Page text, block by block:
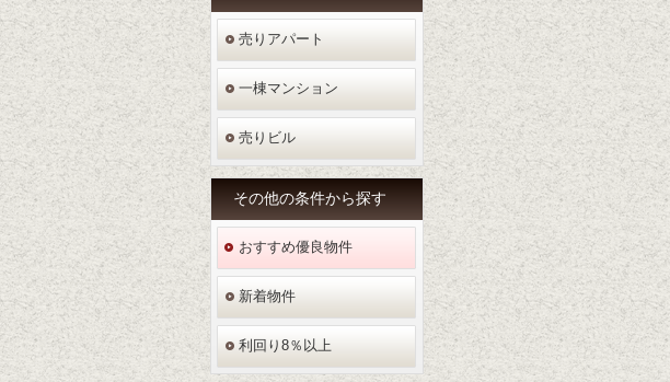
売りアパート
一棟マンション
売りビル
その他の条件から探す
おすすめ優良物件
新着物件
利回り8％以上